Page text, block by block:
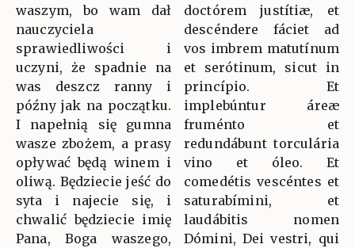
waszym, bo wam dał
nauczyciela
sprawiedliwości i
uczyni, że spadnie na
was deszcz ranny i
późny jak na początku.
I napełnią się gumna
wasze zbożem, a prasy
opływać będą winem i
oliwą. Będziecie jeść do
syta i najecie się, i
chwalić będziecie imię
Pana, Boga waszego,
doctórem justítiæ, et
descéndere fáciet ad
vos imbrem matutínum
et serótinum, sicut in
princípio. Et
implebúntur áreæ
fruménto et
redundábunt torculária
vino et óleo. Et
comedétis vescéntes et
saturabímini, et
laudábitis nomen
Dómini, Dei vestri, qui